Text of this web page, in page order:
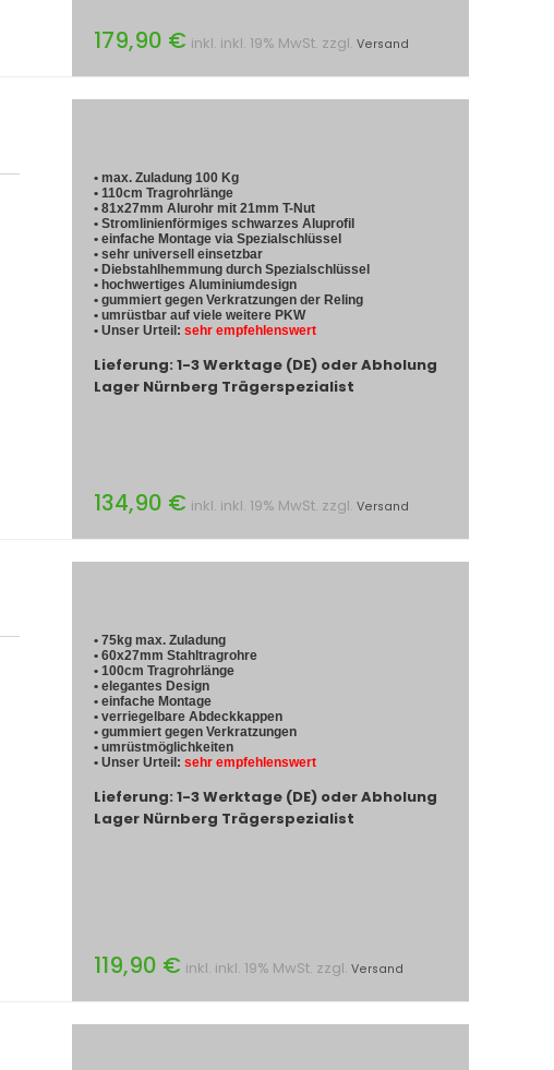
179,90 € inkl. inkl. 19% MwSt. zzgl. Versand
• max. Zuladung 100 Kg
• 110cm Tragrohrlänge
• 81x27mm Alurohr mit 21mm T-Nut
• Stromlinienförmiges schwarzes Aluprofil
• einfache Montage via Spezialschlüssel
• sehr universell einsetzbar
• Diebstahlhemmung durch Spezialschlüssel
• hochwertiges Aluminiumdesign
• gummiert gegen Verkratzungen der Reling
• umrüstbar auf viele weitere PKW
• Unser Urteil: sehr empfehlenswert
Lieferung: 1-3 Werktage (DE) oder Abholung
Lager Nürnberg Trägerspezialist
134,90 € inkl. inkl. 19% MwSt. zzgl. Versand
• 75kg max. Zuladung
• 60x27mm Stahltragrohre
• 100cm Tragrohrlänge
• elegantes Design
• einfache Montage
• verriegelbare Abdeckkappen
• gummiert gegen Verkratzungen
• umrüstmöglichkeiten
• Unser Urteil: sehr empfehlenswert
Lieferung: 1-3 Werktage (DE) oder Abholung
Lager Nürnberg Trägerspezialist
119,90 € inkl. inkl. 19% MwSt. zzgl. Versand